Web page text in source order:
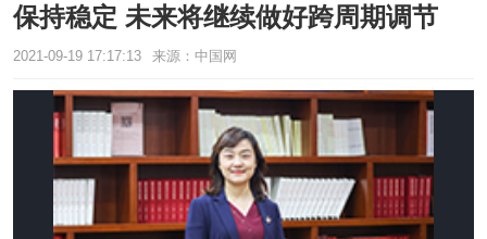
保持稳定 未来将继续做好跨周期调节
2021-09-19 17:17:13 来源：中国网